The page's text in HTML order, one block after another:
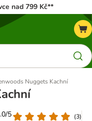
nad 799 Kč**
Nuggets Kachní
5
(3)